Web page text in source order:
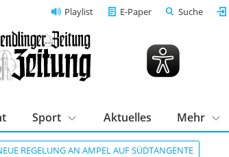
Playlist E-Paper Suche
REGELUNG AN AMPEL AUF SÜDTANGENTE
Sport Aktuelles Mehr